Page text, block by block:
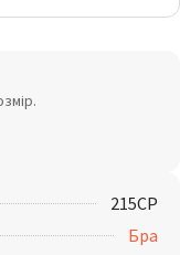
215CP
Бра